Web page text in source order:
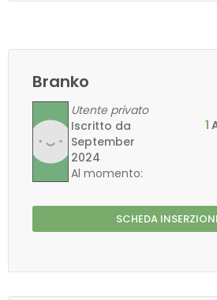
Branko
Utente privato
Iscritto da
September
2024
Al momento:
1
SCHEDA